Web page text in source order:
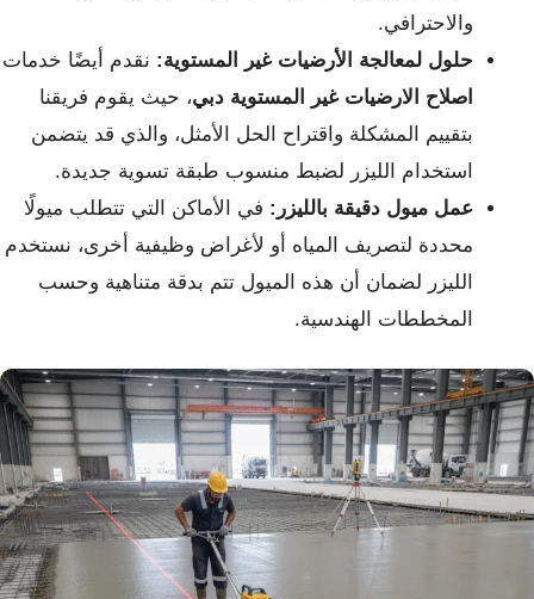
والاحترافي.
حلول لمعالجة الأرضيات غير المستوية: نقدم أيضًا خدمات
اصلاح الارضيات غير المستوية دبي، حيث يقوم فريقنا
بتقييم المشكلة واقتراح الحل الأمثل، والذي قد يتضمن
استخدام الليزر لضبط منسوب طبقة تسوية جديدة.
عمل ميول دقيقة بالليزر: في الأماكن التي تتطلب ميولًا
محددة لتصريف المياه أو لأغراض وظيفية أخرى، نستخدم
الليزر لضمان أن هذه الميول تتم بدقة متناهية وحسب
المخططات الهندسية.